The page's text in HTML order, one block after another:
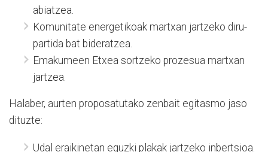
abiatzea.
Komunitate energetikoak martxan jartzeko diru-
partida bat bideratzea.
Emakumeen Etxea sortzeko prozesua martxan
jartzea.
Halaber, aurten proposatutako zenbait egitasmo jaso
dituzte:
Udal eraikinetan eguzki plakak jartzeko inbertsioa.